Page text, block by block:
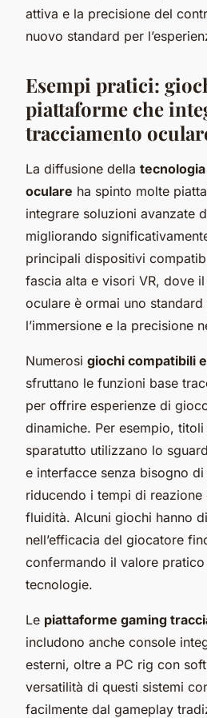
attiva e la precisione del
nuovo standard per
Esempi pratici:
piattaforme che
tracciamento
La diffusione della
oculare ha spinto molte
integrare soluzioni avanzate
migliorando
principali dispositivi
fascia alta e visori VR, dove
oculare è ormai uno standard
l’immersione e la precisione
Numerosi giochi compatibili
sfruttano le funzioni base
per offrire esperienze di
dinamiche. Per esempio,
sparatutto utilizzano lo
e interfacce senza bisogno
riducendo i tempi di reazione
fluidità. Alcuni giochi hanno
nell’efficacia del giocatore
confermando il valore
tecnologie.
Le piattaforme gaming
includono anche console
esterni, oltre a PC rig con
versatilità di questi sistemi
facilmente dal gameplay